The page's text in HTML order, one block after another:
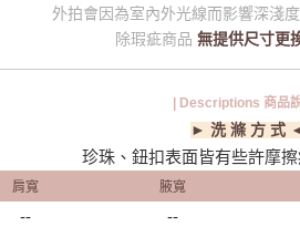
外拍會因為室內外光線而影響深淺
除瑕疵商品 無提供尺寸更
| Descriptions 商品說
► 洗 滌 方 式
珍珠、鈕扣表面皆有些許摩
肩寬 腋寬
-- --